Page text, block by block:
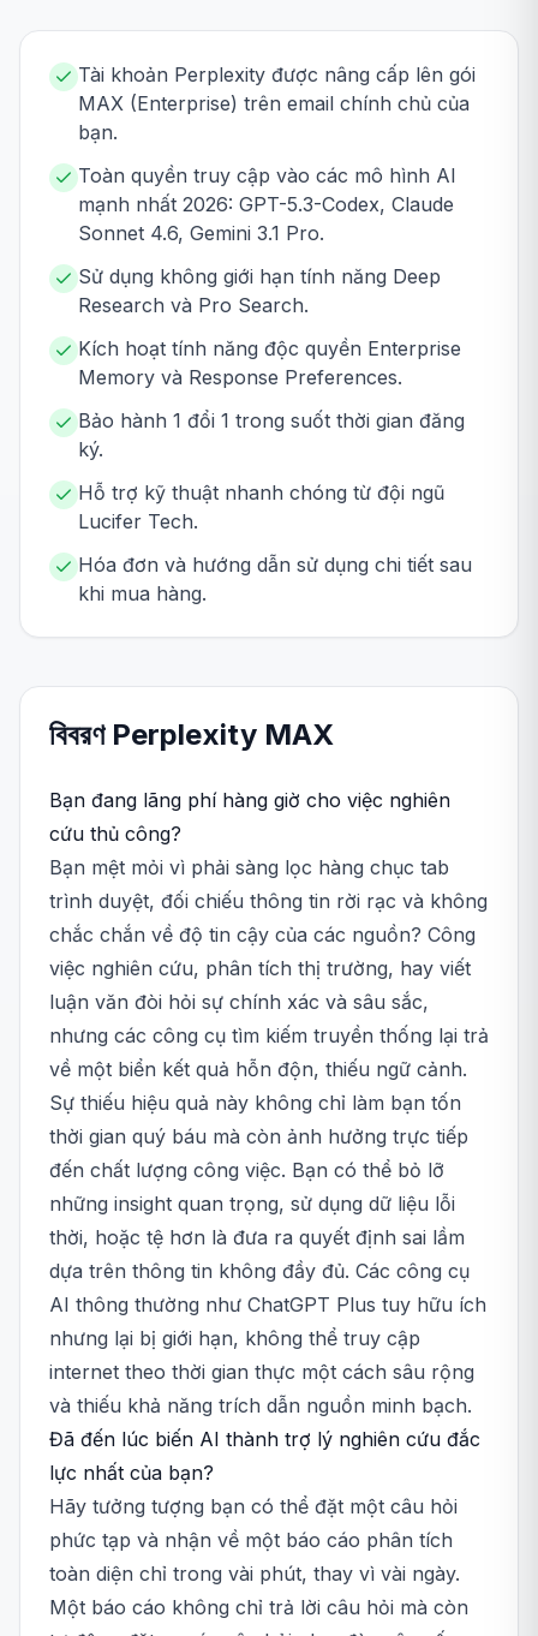
Tài khoản Perplexity được nâng cấp lên gói
MAX (Enterprise) trên email chính chủ của
bạn.
Toàn quyền truy cập vào các mô hình AI
mạnh nhất 2026: GPT-5.3-Codex, Claude
Sonnet 4.6, Gemini 3.1 Pro.
Sử dụng không giới hạn tính năng Deep
Research và Pro Search.
Kích hoạt tính năng độc quyền Enterprise
Memory và Response Preferences.
Bảo hành 1 đổi 1 trong suốt thời gian đăng
ký.
Hỗ trợ kỹ thuật nhanh chóng từ đội ngũ
Lucifer Tech.
Hóa đơn và hướng dẫn sử dụng chi tiết sau
khi mua hàng.
বিবরণ Perplexity MAX
Bạn đang lãng phí hàng giờ cho việc nghiên
cứu thủ công?
Bạn mệt mỏi vì phải sàng lọc hàng chục tab
trình duyệt, đối chiếu thông tin rời rạc và không
chắc chắn về độ tin cậy của các nguồn? Công
việc nghiên cứu, phân tích thị trường, hay viết
luận văn đòi hỏi sự chính xác và sâu sắc,
nhưng các công cụ tìm kiếm truyền thống lại trả
về một biển kết quả hỗn độn, thiếu ngữ cảnh.
Sự thiếu hiệu quả này không chỉ làm bạn tốn
thời gian quý báu mà còn ảnh hưởng trực tiếp
đến chất lượng công việc. Bạn có thể bỏ lỡ
những insight quan trọng, sử dụng dữ liệu lỗi
thời, hoặc tệ hơn là đưa ra quyết định sai lầm
dựa trên thông tin không đầy đủ. Các công cụ
AI thông thường như ChatGPT Plus tuy hữu ích
nhưng lại bị giới hạn, không thể truy cập
internet theo thời gian thực một cách sâu rộng
và thiếu khả năng trích dẫn nguồn minh bạch.
Đã đến lúc biến AI thành trợ lý nghiên cứu đắc
lực nhất của bạn?
Hãy tưởng tượng bạn có thể đặt một câu hỏi
phức tạp và nhận về một báo cáo phân tích
toàn diện chỉ trong vài phút, thay vì vài ngày.
Một báo cáo không chỉ trả lời câu hỏi mà còn